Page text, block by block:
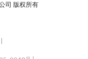
司 版权所有